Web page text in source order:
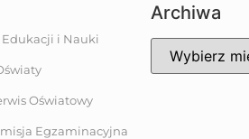
i Nauki
Oświatowy
Egzaminacyjna
Archiwa